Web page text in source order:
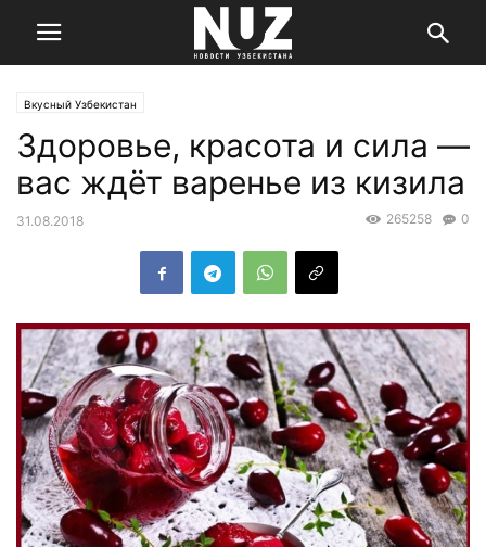
Вкусный Узбекистан
Здоровье, красота и сила —
вас ждёт варенье из кизила
31.08.2018 0
265258